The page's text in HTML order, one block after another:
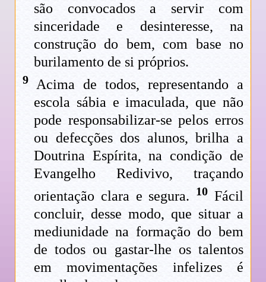
são convocados a servir com
sinceridade e desinteresse, na
construção do bem, com base no
burilamento de si próprios.
9 Acima de todos, representando a
escola sábia e imaculada, que não
pode responsabilizar-se pelos erros
ou defecções dos alunos, brilha a
Doutrina Espírita, na condição de
Evangelho Redivivo, traçando
orientação clara e segura. 10 Fácil
concluir, desse modo, que situar a
mediunidade na formação do bem
de todos ou gastar-lhe os talentos
em movimentações infelizes é